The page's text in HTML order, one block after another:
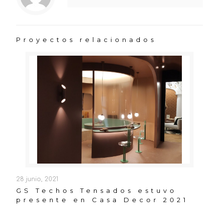
Proyectos relacionados
28 junio, 2021
GS Techos Tensados estuvo
presente en Casa Decor 2021